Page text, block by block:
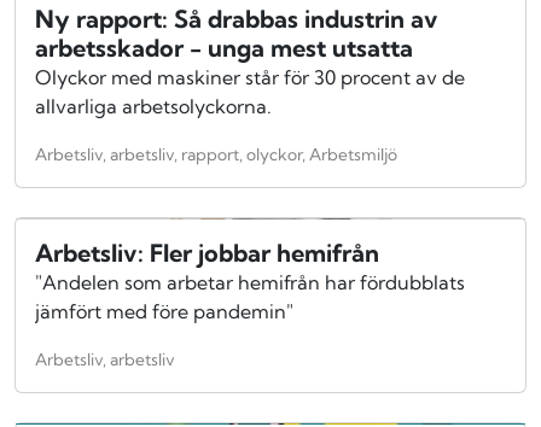
Ny rapport: Så drabbas industrin av
arbetsskador - unga mest utsatta
Olyckor med maskiner står för 30 procent av de
allvarliga arbetsolyckorna.
Arbetsliv, arbetsliv, rapport, olyckor, Arbetsmiljö
Arbetsliv: Fler jobbar hemifrån
"Andelen som arbetar hemifrån har fördubblats
jämfört med före pandemin"
Arbetsliv, arbetsliv